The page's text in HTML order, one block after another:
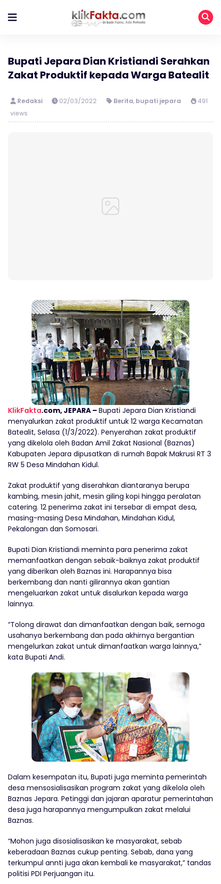
Bupati Jepara Dian Kristiandi Serahkan
Zakat Produktif kepada Warga Batealit
Redaksi 02/03/2022 Berita, bupati jepara
491
views
KlikFakta.com, JEPARA – Bupati Jepara Dian Kristiandi
menyalurkan zakat produktif untuk 12 warga Kecamatan
Batealit, Selasa (1/3/2022). Penyerahan zakat produktif
yang dikelola oleh Badan Amil Zakat Nasional (Baznas)
Kabupaten Jepara dipusatkan di rumah Bapak Makrusi RT 3
RW 5 Desa Mindahan Kidul.
Zakat produktif yang diserahkan diantaranya berupa
kambing, mesin jahit, mesin giling kopi hingga peralatan
catering. 12 penerima zakat ini tersebar di empat desa,
masing-masing Desa Mindahan, Mindahan Kidul,
Pekalongan dan Somosari.
Bupati Dian Kristiandi meminta para penerima zakat
memanfaatkan dengan sebaik-baiknya zakat produktif
yang diberikan oleh Baznas ini. Harapannya bisa
berkembang dan nanti gilirannya akan gantian
mengeluarkan zakat untuk disalurkan kepada warga
lainnya.
“Tolong dirawat dan dimanfaatkan dengan baik, semoga
usahanya berkembang dan pada akhirnya bergantian
mengelurkan zakat untuk dimanfaatkan warga lainnya,”
kata Bupati Andi.
Dalam kesempatan itu, Bupati juga meminta pemerintah
desa mensosialisasikan program zakat yang dikelola oleh
Baznas Jepara. Petinggi dan jajaran aparatur pemerintahan
desa juga harapannya mengumpulkan zakat melalui
Baznas.
“Mohon juga disosialisasikan ke masyarakat, sebab
keberadaan Baznas cukup penting. Sebab, dana yang
terkumpul annti juga akan kembali ke masyarakat,” tandas
politisi PDI Perjuangan itu.